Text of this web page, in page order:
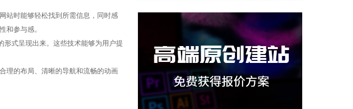
站时能够轻松找到所需信息，同时感
和参与感。
形式呈现出来。这些技术能够为用户提
理的布局、清晰的导航和流畅的动画